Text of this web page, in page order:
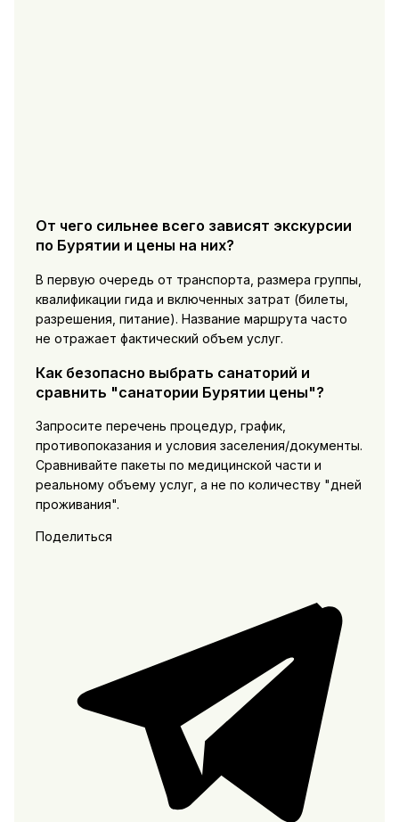
От чего сильнее всего зависят экскурсии
по Бурятии и цены на них?
В первую очередь от транспорта, размера группы,
квалификации гида и включенных затрат (билеты,
разрешения, питание). Название маршрута часто
не отражает фактический объем услуг.
Как безопасно выбрать санаторий и
сравнить "санатории Бурятии цены"?
Запросите перечень процедур, график,
противопоказания и условия заселения/документы.
Сравнивайте пакеты по медицинской части и
реальному объему услуг, а не по количеству "дней
проживания".
Поделиться